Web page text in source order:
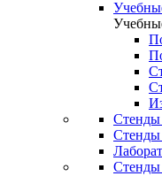
Стенды
Стенды
Стенды